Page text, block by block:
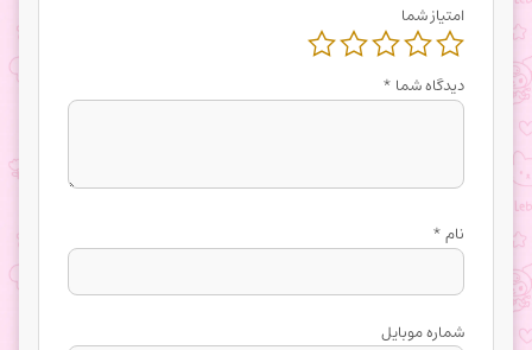
امتیاز شما
دیدگاه شما *
نام*
شماره موبایل